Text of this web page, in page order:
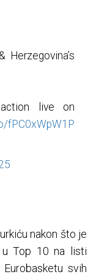
live on
fPC0xWpW1P
nakon što je
u Top 10 na listi
svih